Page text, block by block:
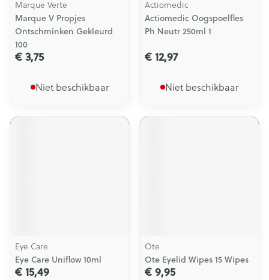
Marque Verte
Marque V Propjes
Ontschminken Gekleurd
100
€ 3,75
Niet beschikbaar
Actiomedic
Actiomedic Oogspoelfles
Ph Neutr 250ml 1
€ 12,97
Niet beschikbaar
Eye Care
Eye Care Uniflow 10ml
€ 15,49
Ote
Ote Eyelid Wipes 15 Wipes
€ 9,95